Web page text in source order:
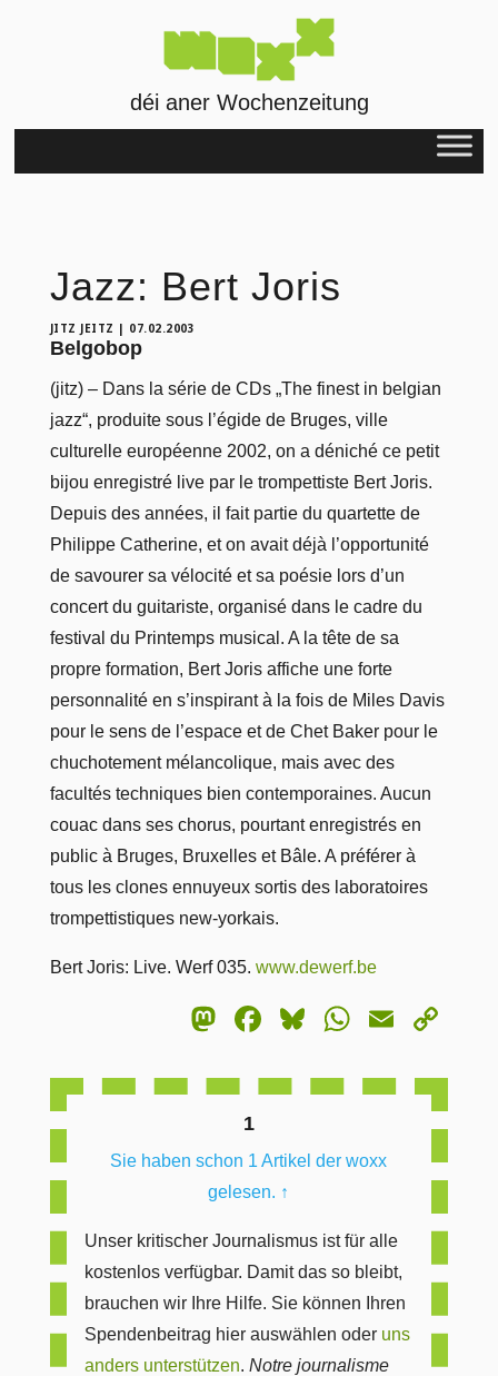
déi aner Wochenzeitung
Jazz: Bert Joris
JITZ JEITZ | 07.02.2003
Belgobop
(jitz) – Dans la série de CDs „The finest in belgian
jazz“, produite sous l’égide de Bruges, ville
culturelle européenne 2002, on a déniché ce petit
bijou enregistré live par le trompettiste Bert Joris.
Depuis des années, il fait partie du quartette de
Philippe Catherine, et on avait déjà l’opportunité
de savourer sa vélocité et sa poésie lors d’un
concert du guitariste, organisé dans le cadre du
festival du Printemps musical. A la tête de sa
propre formation, Bert Joris affiche une forte
personnalité en s’inspirant à la fois de Miles Davis
pour le sens de l’espace et de Chet Baker pour le
chuchotement mélancolique, mais avec des
facultés techniques bien contemporaines. Aucun
couac dans ses chorus, pourtant enregistrés en
public à Bruges, Bruxelles et Bâle. A préférer à
tous les clones ennuyeux sortis des laboratoires
trompettistiques new-yorkais.
Bert Joris: Live. Werf 035. www.dewerf.be
Mastodon
Facebook
BlueskyEmail
1
Sie haben schon 1 Artikel der woxx
gelesen. ↑
Unser kritischer Journalismus ist für alle
kostenlos verfügbar. Damit das so bleibt,
brauchen wir Ihre Hilfe. Sie können Ihren
Spendenbeitrag hier auswählen oder uns
anders unterstützen. Notre journalisme